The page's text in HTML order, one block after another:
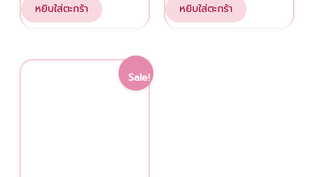
หยิบใส่ตะกร้า หยิบใส่ตะกร้า
Sale!
Original
Current
price
is: